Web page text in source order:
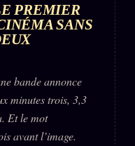
PREMIER
SANS
bande annonce
minutes trois, 3,3
Et le mot
avant l’image.